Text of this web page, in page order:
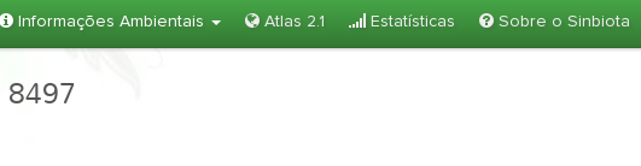
Informações Ambientais Atlas 2.1 Estatísticas Sobre o Sinbiota
8497